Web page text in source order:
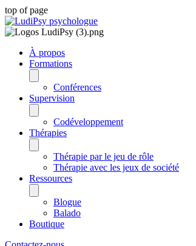
top of page
À propos
Formations
Conférences
Supervision
Codéveloppement
Thérapies
Thérapie par le jeu de rôle
Thérapie avec les jeux de société
Ressources
Blogue
Balado
Boutique